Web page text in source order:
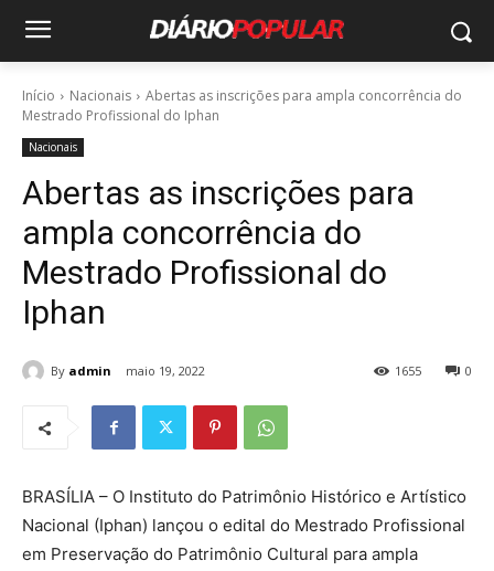
Início Nacionais
Abertas as inscrições para ampla concorrência do
Mestrado Profissional do Iphan
Nacionais
Abertas as inscrições para
ampla concorrência do
Mestrado Profissional do
Iphan
By admin maio 19, 2022 0
1655
BRASÍLIA – O Instituto do Patrimônio Histórico e Artístico
Nacional (Iphan) lançou o edital do Mestrado Profissional
em Preservação do Patrimônio Cultural para ampla